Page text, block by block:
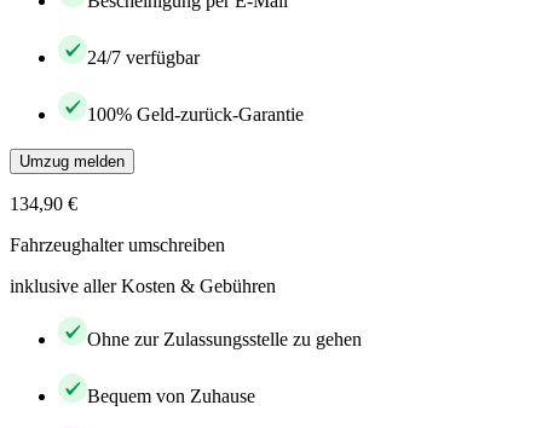
24/7 verfügbar
100% Geld-zurück-Garantie
Umzug melden
134,90 €
Fahrzeughalter umschreiben
inklusive aller Kosten & Gebühren
Ohne zur Zulassungsstelle zu gehen
Bequem von Zuhause